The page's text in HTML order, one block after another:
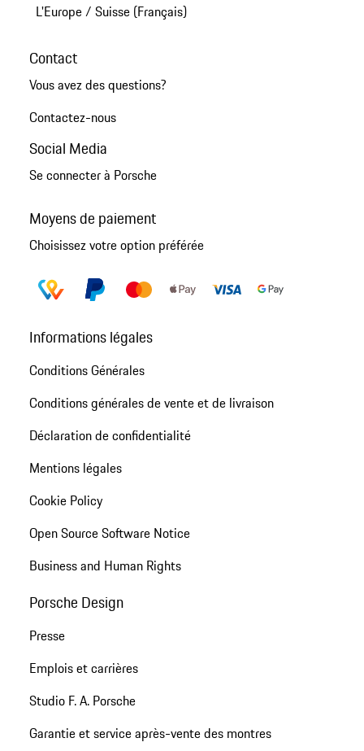
L'Europe/ Suisse (Français)
Contact
Vous avez des questions?
Contactez-nous
Social Media
Se connecter à Porsche
Moyens de paiement
Choisissez votre option préférée
Informations légales
Conditions Générales
Conditions générales de vente et de livraison
Déclaration de confidentialité
Mentions légales
Cookie Policy
Open Source Software Notice
Business and Human Rights
Porsche Design
Presse
Emplois et carrières
Studio F. A. Porsche
Garantie et service après-vente des montres